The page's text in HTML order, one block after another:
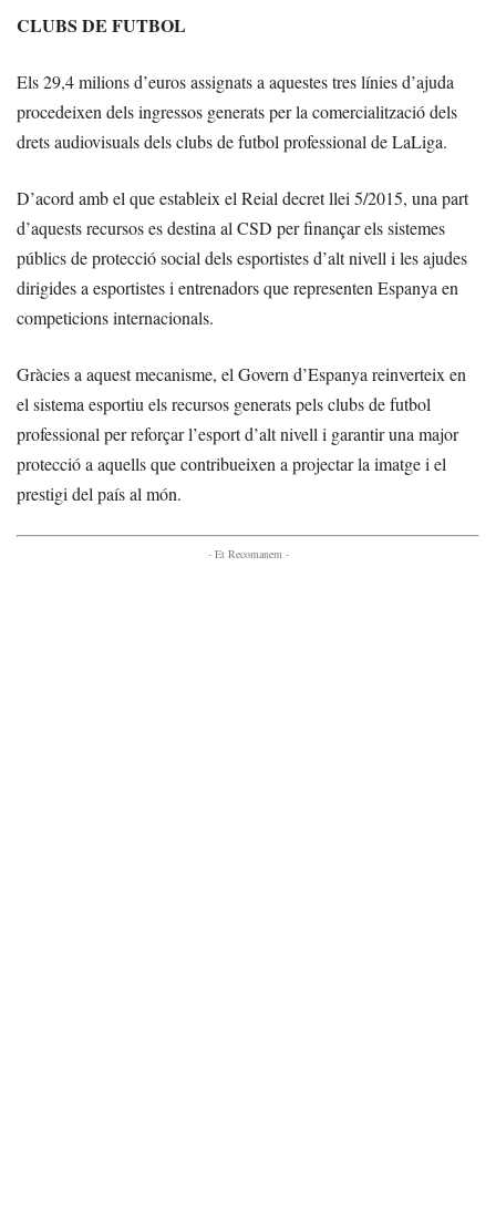
CLUBS DE FUTBOL
Els 29,4 milions d’euros assignats a aquestes tres línies d’ajuda
procedeixen dels ingressos generats per la comercialització dels
drets audiovisuals dels clubs de futbol professional de LaLiga.
D’acord amb el que estableix el Reial decret llei 5/2015, una part
d’aquests recursos es destina al CSD per finançar els sistemes
públics de protecció social dels esportistes d’alt nivell i les ajudes
dirigides a esportistes i entrenadors que representen Espanya en
competicions internacionals.
Gràcies a aquest mecanisme, el Govern d’Espanya reinverteix en
el sistema esportiu els recursos generats pels clubs de futbol
professional per reforçar l’esport d’alt nivell i garantir una major
protecció a aquells que contribueixen a projectar la imatge i el
prestigi del país al món.
- Et Recomanem -